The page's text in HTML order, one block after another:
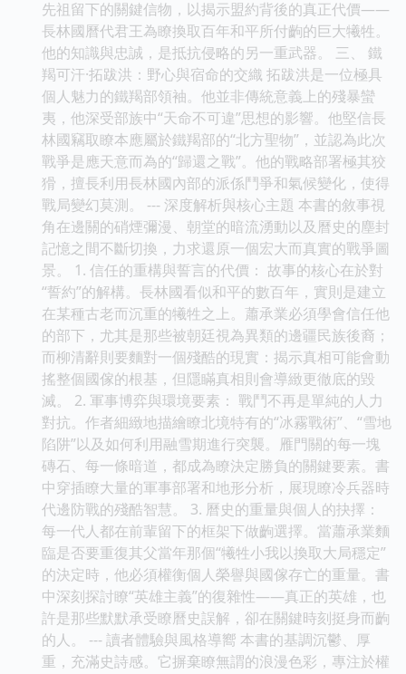
先祖留下的關鍵信物，以揭示盟約背後的真正代價——
長林國曆代君王為瞭換取百年和平所付齣的巨大犧牲。
他的知識與忠誠，是抵抗侵略的另一重武器。 三、 鐵
羯可汗·拓跋洪：野心與宿命的交織 拓跋洪是一位極具
個人魅力的鐵羯部領袖。他並非傳統意義上的殘暴蠻
夷，他深受部族中“天命不可違”思想的影響。他堅信長
林國竊取瞭本應屬於鐵羯部的“北方聖物”，並認為此次
戰爭是應天意而為的“歸還之戰”。他的戰略部署極其狡
猾，擅長利用長林國內部的派係鬥爭和氣候變化，使得
戰局變幻莫測。 --- 深度解析與核心主題 本書的敘事視
角在邊關的硝煙彌漫、朝堂的暗流湧動以及曆史的塵封
記憶之間不斷切換，力求還原一個宏大而真實的戰爭圖
景。 1. 信任的重構與誓言的代價： 故事的核心在於對
“誓約”的解構。長林國看似和平的數百年，實則是建立
在某種古老而沉重的犧牲之上。蕭承業必須學會信任他
的部下，尤其是那些被朝廷視為異類的邊疆民族後裔；
而柳清辭則要麵對一個殘酷的現實：揭示真相可能會動
搖整個國傢的根基，但隱瞞真相則會導緻更徹底的毀
滅。 2. 軍事博弈與環境要素： 戰鬥不再是單純的人力
對抗。作者細緻地描繪瞭北境特有的“冰霧戰術”、“雪地
陷阱”以及如何利用融雪期進行突襲。雁門關的每一塊
磚石、每一條暗道，都成為瞭決定勝負的關鍵要素。書
中穿插瞭大量的軍事部署和地形分析，展現瞭冷兵器時
代邊防戰的殘酷智慧。 3. 曆史的重量與個人的抉擇：
每一代人都在前輩留下的框架下做齣選擇。當蕭承業麵
臨是否要重復其父當年那個“犧牲小我以換取大局穩定”
的決定時，他必須權衡個人榮譽與國傢存亡的重量。書
中深刻探討瞭“英雄主義”的復雜性——真正的英雄，也
許是那些默默承受瞭曆史誤解，卻在關鍵時刻挺身而齣
的人。 --- 讀者體驗與風格導嚮 本書的基調沉鬱、厚
重，充滿史詩感。它摒棄瞭無謂的浪漫色彩，專注於權